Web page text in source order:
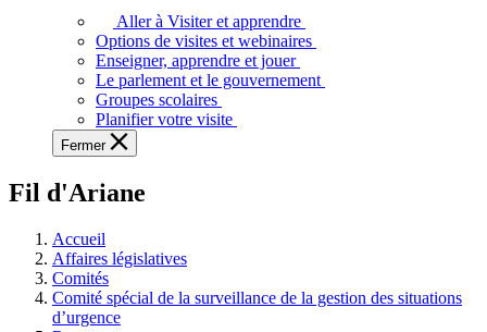
voir,
apprendre
et
à
à
législative.
Aller à Visiter et apprendre
Options de visites et webinaires
Enseigner, apprendre et jouer
Le parlement et le gouvernement
Groupes scolaires
Planifier votre visite
Fermer
Fil d'Ariane
Accueil
Affaires législatives
Comités
Comité spécial de la surveillance de la gestion des situations
d’urgence